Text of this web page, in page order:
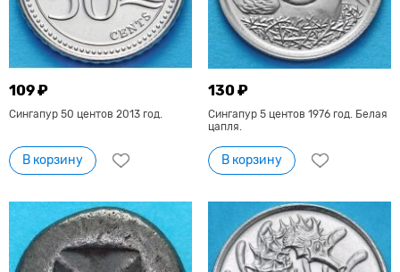
109 ₽
Сингапур 50 центов 2013 год.
В корзину
130 ₽
Сингапур 5 центов 1976 год. Белая
цапля.
В корзину